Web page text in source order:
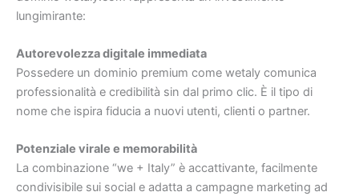
lungimirante:
Autorevolezza digitale immediata
Possedere un dominio premium come wetaly comunica
professionalità e credibilità sin dal primo clic. È il tipo di
nome che ispira fiducia a nuovi utenti, clienti o partner.
Potenziale virale e memorabilità
La combinazione “we + Italy” è accattivante, facilmente
condivisibile sui social e adatta a campagne marketing ad